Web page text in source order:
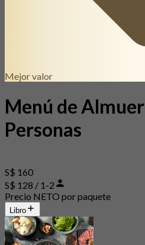
Mejor valor
Menú de
Personas
S$ 160
S$ 128 / 1-2
Precio NETO por paquete
Libro